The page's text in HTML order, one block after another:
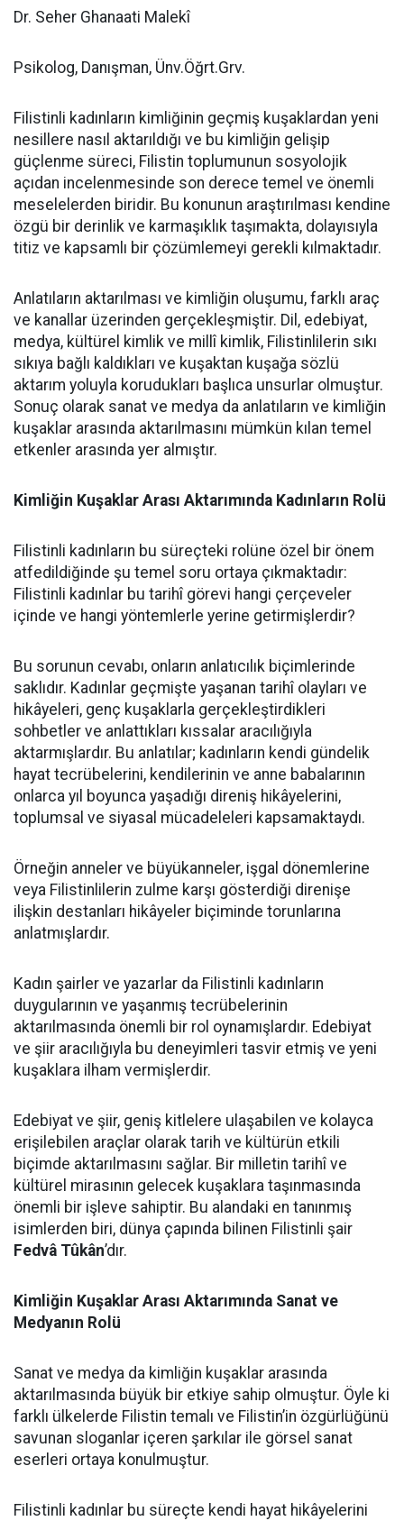
Dr. Seher Ghanaati Malekî
Psikolog, Danışman, Ünv.Öğrt.Grv.
Filistinli kadınların kimliğinin geçmiş kuşaklardan yeni
nesillere nasıl aktarıldığı ve bu kimliğin gelişip
güçlenme süreci, Filistin toplumunun sosyolojik
açıdan incelenmesinde son derece temel ve önemli
meselelerden biridir. Bu konunun araştırılması kendine
özgü bir derinlik ve karmaşıklık taşımakta, dolayısıyla
titiz ve kapsamlı bir çözümlemeyi gerekli kılmaktadır.
Anlatıların aktarılması ve kimliğin oluşumu, farklı araç
ve kanallar üzerinden gerçekleşmiştir. Dil, edebiyat,
medya, kültürel kimlik ve millî kimlik, Filistinlilerin sıkı
sıkıya bağlı kaldıkları ve kuşaktan kuşağa sözlü
aktarım yoluyla korudukları başlıca unsurlar olmuştur.
Sonuç olarak sanat ve medya da anlatıların ve kimliğin
kuşaklar arasında aktarılmasını mümkün kılan temel
etkenler arasında yer almıştır.
Kimliğin Kuşaklar Arası Aktarımında Kadınların Rolü
Filistinli kadınların bu süreçteki rolüne özel bir önem
atfedildiğinde şu temel soru ortaya çıkmaktadır:
Filistinli kadınlar bu tarihî görevi hangi çerçeveler
içinde ve hangi yöntemlerle yerine getirmişlerdir?
Bu sorunun cevabı, onların anlatıcılık biçimlerinde
saklıdır. Kadınlar geçmişte yaşanan tarihî olayları ve
hikâyeleri, genç kuşaklarla gerçekleştirdikleri
sohbetler ve anlattıkları kıssalar aracılığıyla
aktarmışlardır. Bu anlatılar; kadınların kendi gündelik
hayat tecrübelerini, kendilerinin ve anne babalarının
onlarca yıl boyunca yaşadığı direniş hikâyelerini,
toplumsal ve siyasal mücadeleleri kapsamaktaydı.
Örneğin anneler ve büyükanneler, işgal dönemlerine
veya Filistinlilerin zulme karşı gösterdiği direnişe
ilişkin destanları hikâyeler biçiminde torunlarına
anlatmışlardır.
Kadın şairler ve yazarlar da Filistinli kadınların
duygularının ve yaşanmış tecrübelerinin
aktarılmasında önemli bir rol oynamışlardır. Edebiyat
ve şiir aracılığıyla bu deneyimleri tasvir etmiş ve yeni
kuşaklara ilham vermişlerdir.
Edebiyat ve şiir, geniş kitlelere ulaşabilen ve kolayca
erişilebilen araçlar olarak tarih ve kültürün etkili
biçimde aktarılmasını sağlar. Bir milletin tarihî ve
kültürel mirasının gelecek kuşaklara taşınmasında
önemli bir işleve sahiptir. Bu alandaki en tanınmış
isimlerden biri, dünya çapında bilinen Filistinli şair
Fedvâ Tûkân’dır.
Kimliğin Kuşaklar Arası Aktarımında Sanat ve
Medyanın Rolü
Sanat ve medya da kimliğin kuşaklar arasında
aktarılmasında büyük bir etkiye sahip olmuştur. Öyle ki
farklı ülkelerde Filistin temalı ve Filistin’in özgürlüğünü
savunan sloganlar içeren şarkılar ile görsel sanat
eserleri ortaya konulmuştur.
Filistinli kadınlar bu süreçte kendi hayat hikâyelerini